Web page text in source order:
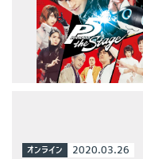
オンライン 2020.03.26